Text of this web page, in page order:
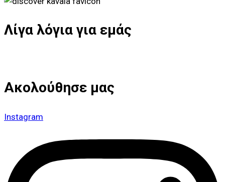
Λίγα λόγια για εμάς
Ακολούθησε μας
Instagram